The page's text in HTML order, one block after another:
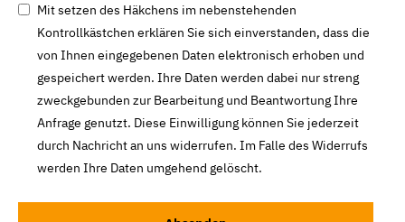
Mit setzen des Häkchens im nebenstehenden
Kontrollkästchen erklären Sie sich einverstanden, dass die
von Ihnen eingegebenen Daten elektronisch erhoben und
gespeichert werden. Ihre Daten werden dabei nur streng
zweckgebunden zur Bearbeitung und Beantwortung Ihre
Anfrage genutzt. Diese Einwilligung können Sie jederzeit
durch Nachricht an uns widerrufen. Im Falle des Widerrufs
werden Ihre Daten umgehend gelöscht.